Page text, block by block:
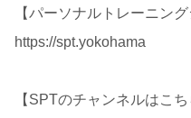
【パーソナルトレーニン
https://spt.yokohama
【SPTのチャンネルはこち